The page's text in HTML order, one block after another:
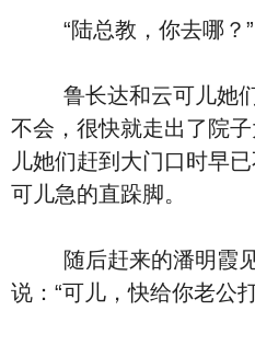
“陆总教，你去哪？”
鲁长达和云可儿她们
不会，很快就走出了院
儿她们赶到大门口时早
可儿急的直跺脚。
随后赶来的潘明霞见
说：“可儿，快给你老公